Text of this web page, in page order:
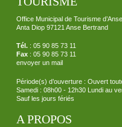
Office Municipal de Tourisme
Anta Diop 97121 Anse Bertrand
Tél. : 05 90 85 73 11
Fax : 05 90 85 73 11
envoyer un mail
Période(s) d’ouverture : Ouvert
Samedi : 08h00 - 12h30 Lundi au
Sauf les jours fériés
A PROPOS